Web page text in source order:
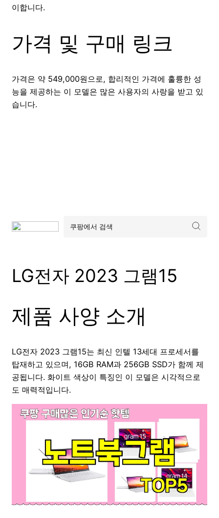
이합니다.
가격 및 구매 링크
가격은 약 549,000원으로, 합리적인 가격에 훌륭한 성
능을 제공하는 이 모델은 많은 사용자의 사랑을 받고 있
습니다.
LG전자 2023 그램15
제품 사양 소개
LG전자 2023 그램15는 최신 인텔 13세대 프로세서를
탑재하고 있으며, 16GB RAM과 256GB SSD가 함께 제
공됩니다. 화이트 색상이 특징인 이 모델은 시각적으로
도 매력적입니다.